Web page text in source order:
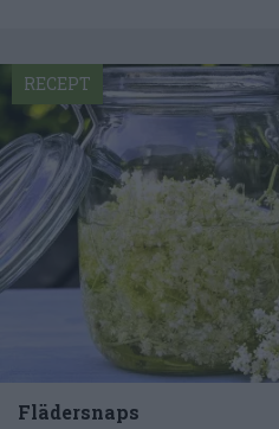
Flädersnaps
RECEPT